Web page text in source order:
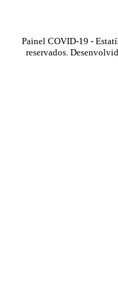
Painel COVID-19 -
reservados.